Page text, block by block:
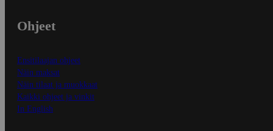
Ohjeet
Ensitilaajan ohjeet
Näin maksat
Näin tilaat ja muokkaat
Kaikki ohjeet ja vinkit
In English